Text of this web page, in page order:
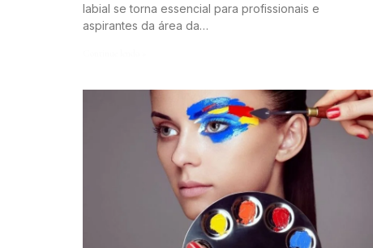
labial se torna essencial para profissionais e
aspirantes da área da…